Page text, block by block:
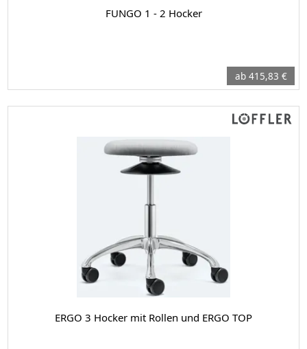
FUNGO 1 - 2 Hocker
ab 415,83 €
ERGO 3 Hocker mit Rollen und ERGO TOP